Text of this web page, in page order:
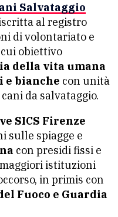
Salvataggio
al registro
di volontariato e
obiettivo
della vita umana
e bianche con unità
da salvataggio.
SICS Firenze
sulle spiagge e
con presidi fissi e
istituzioni
in primis con
Fuoco e Guardia